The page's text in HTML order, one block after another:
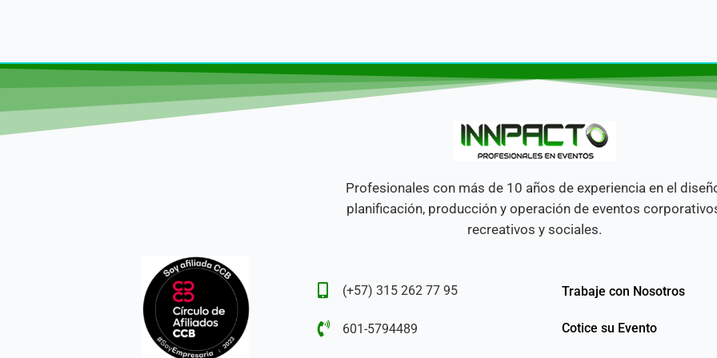
Profesionales con más de 10 años de experiencia en el
planificación, producción y operación de eventos
recreativos y sociales.
(+57) 315 262 77 95
601-5794489
Trabaje con Nosotros
Cotice su Evento